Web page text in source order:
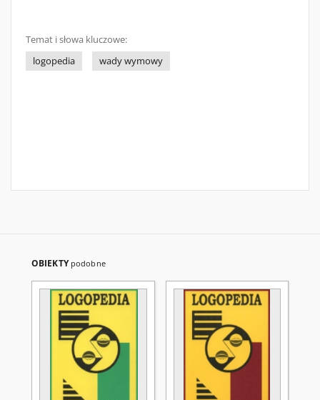
Temat i słowa kluczowe:
logopedia
wady wymowy
OBIEKTY podobne